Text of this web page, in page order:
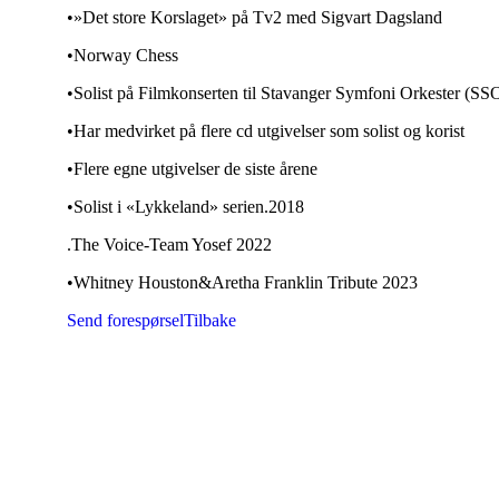
•»Det store Korslaget» på Tv2 med Sigvart Dagsland
•Norway Chess
•Solist på Filmkonserten til Stavanger Symfoni Orkester
•Har medvirket på flere cd utgivelser som solist og korist
•Flere egne utgivelser de siste årene
•Solist i «Lykkeland» serien.2018
.The Voice-Team Yosef 2022
•Whitney Houston&Aretha Franklin Tribute 2023
Send forespørselTilbake